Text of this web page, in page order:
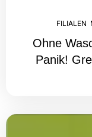
FILIALEN
Ohne
Panik!